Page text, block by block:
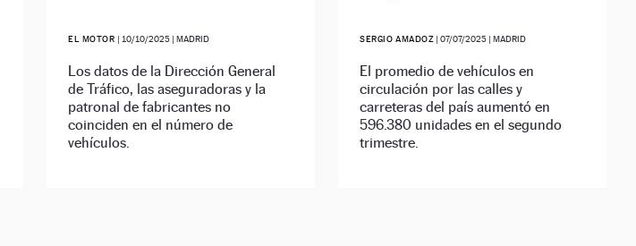
EL MOTOR | 10/10/2025| MADRID
Los datos de la Dirección General
de Tráfico, las aseguradoras y la
patronal de fabricantes no
coinciden en el número de
vehículos.
SERGIO AMADOZ |07/07/2025 | MADRID
El promedio de vehículos en
circulación por las calles y
carreteras del país aumentó en
596.380 unidades en el segundo
trimestre.